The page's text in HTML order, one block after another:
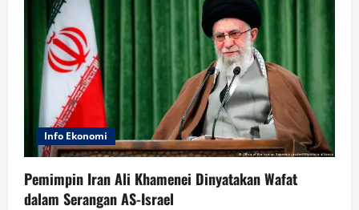
Depan
Menteri:
Tuntutan
Keadilan!
Info Ekonomi
Pemimpin Iran Ali Khamenei Dinyatakan Wafat
dalam Serangan AS-Israel